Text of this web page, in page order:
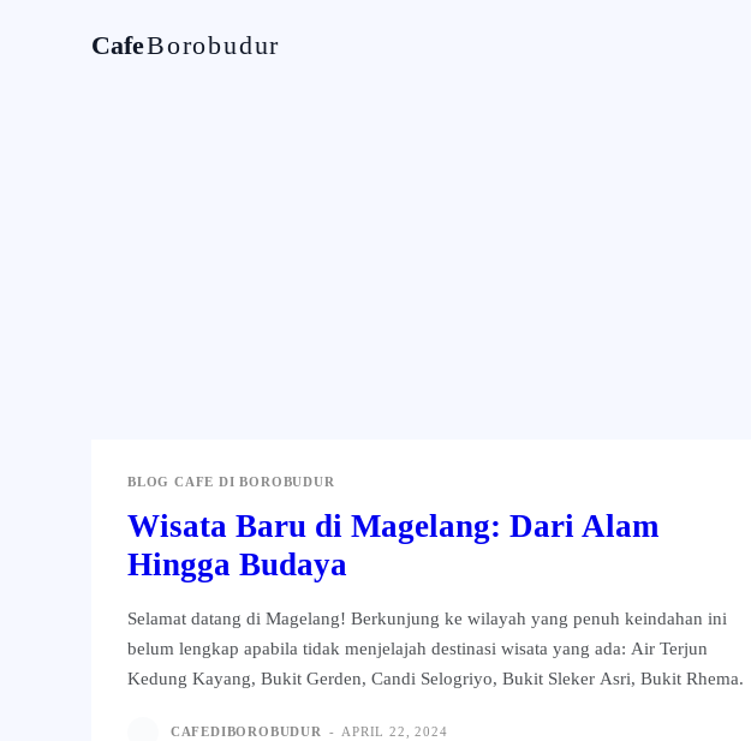
CafeBorobudur
BLOG CAFE DI BOROBUDUR
Wisata Baru di Magelang: Dari Alam
Hingga Budaya
Selamat datang di Magelang! Berkunjung ke wilayah yang penuh keindahan ini
belum lengkap apabila tidak menjelajah destinasi wisata yang ada: Air Terjun
Kedung Kayang, Bukit Gerden, Candi Selogriyo, Bukit Sleker Asri, Bukit Rhema.
CAFEDIBOROBUDUR - APRIL 22, 2024